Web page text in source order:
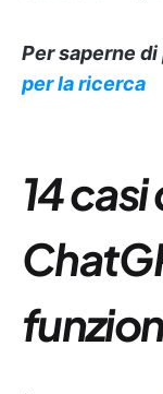
Per saperne
per la ricerca
14